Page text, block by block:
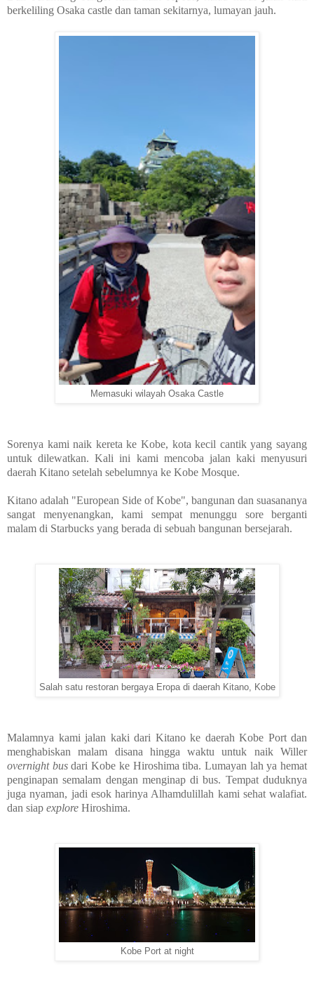
berkeliling Osaka castle dan taman sekitarnya, lumayan jauh.
Memasuki wilayah Osaka Castle
Sorenya kami naik kereta ke Kobe, kota kecil cantik yang sayang
untuk dilewatkan. Kali ini kami mencoba jalan kaki menyusuri
daerah Kitano setelah sebelumnya ke Kobe Mosque.
Kitano adalah "European Side of Kobe", bangunan dan suasananya
sangat menyenangkan, kami sempat menunggu sore berganti
malam di Starbucks yang berada di sebuah bangunan bersejarah.
Salah satu restoran bergaya Eropa di daerah Kitano, Kobe
Malamnya kami jalan kaki dari Kitano ke daerah Kobe Port dan
menghabiskan malam disana hingga waktu untuk naik Willer
overnight busdari Kobe ke Hiroshima tiba. Lumayan lah ya hemat
penginapan semalam dengan menginap di bus. Tempat duduknya
juga nyaman, jadi esok harinya Alhamdulillah kami sehat walafiat.
dan siap explore Hiroshima.
Kobe Port at night